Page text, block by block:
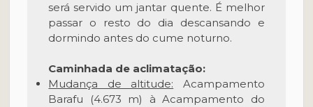
será servido um jantar quente. É melhor
passar o resto do dia descansando e
dormindo antes do cume noturno.
Caminhada de aclimatação:
Mudança de altitude: Acampamento
Barafu (4.673 m) à Acampamento do